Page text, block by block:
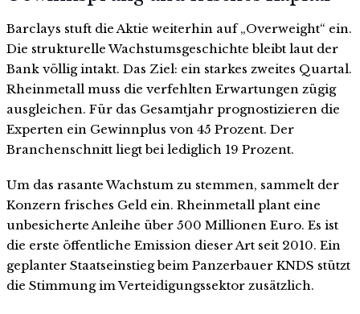
Barclays stuft die Aktie weiterhin auf „Overweight“ ein.
Die strukturelle Wachstumsgeschichte bleibt laut der
Bank völlig intakt. Das Ziel: ein starkes zweites Quartal.
Rheinmetall muss die verfehlten Erwartungen zügig
ausgleichen. Für das Gesamtjahr prognostizieren die
Experten ein Gewinnplus von 45 Prozent. Der
Branchenschnitt liegt bei lediglich 19 Prozent.
Um das rasante Wachstum zu stemmen, sammelt der
Konzern frisches Geld ein. Rheinmetall plant eine
unbesicherte Anleihe über 500 Millionen Euro. Es ist
die erste öffentliche Emission dieser Art seit 2010. Ein
geplanter Staatseinstieg beim Panzerbauer KNDS stützt
die Stimmung im Verteidigungssektor zusätzlich.